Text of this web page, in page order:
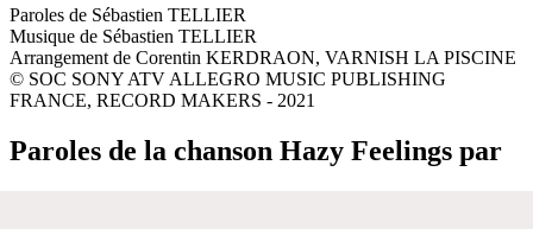
Paroles de Sébastien TELLIER
Musique de Sébastien TELLIER
Arrangement de Corentin KERDRAON, VARNISH LA PISCINE
© SOC SONY ATV ALLEGRO MUSIC PUBLISHING
FRANCE, RECORD MAKERS - 2021
Paroles de la chanson Hazy Feelings par